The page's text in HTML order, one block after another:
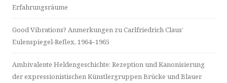
Erfahrungsräume
Good Vibrations? Anmerkungen zu Carlfriedrich Claus‘
Eulenspiegel-Reflex, 1964–1965
Ambivalente Heldengeschichte: Rezeption und Kanonisierung
der expressionistischen Künstlergruppen Brücke und Blauer